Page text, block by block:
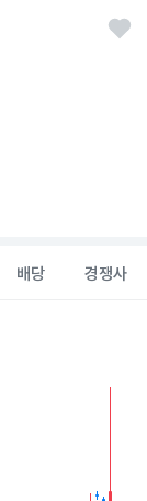
배당 경쟁사